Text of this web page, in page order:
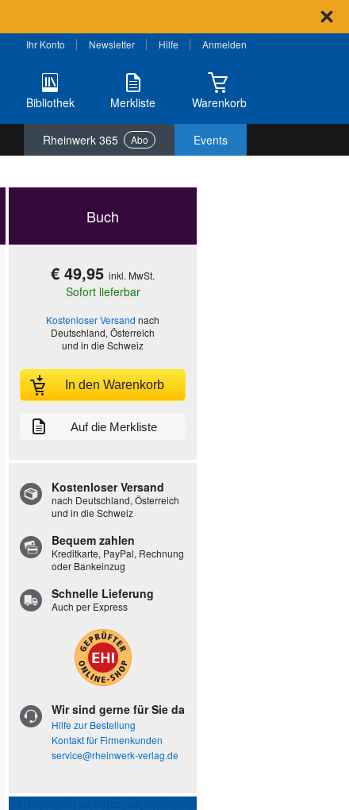
Ihr Konto Newsletter Hilfe Anmelden
Bibliothek Merkliste Warenkorb
Rheinwerk 365 Abo Events
Buch
€ 49,95 inkl. MwSt.
Sofort lieferbar
Kostenloser Versand nach
Deutschland, Österreich
und in die Schweiz
In den Warenkorb
Auf die Merkliste
Kostenloser Versand
nach Deutschland, Österreich
und in die Schweiz
Bequem zahlen
Kreditkarte, PayPal, Rechnung
oder Bankeinzug
Schnelle Lieferung
Auch per Express
Wir sind gerne für Sie da
Hilfe zur Bestellung
Kontakt für Firmenkunden
service@rheinwerk-verlag.de